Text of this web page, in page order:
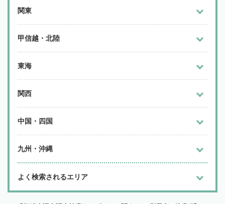
関東
甲信越・北陸
東海
関西
中国・四国
九州・沖縄
よく検索されるエリア